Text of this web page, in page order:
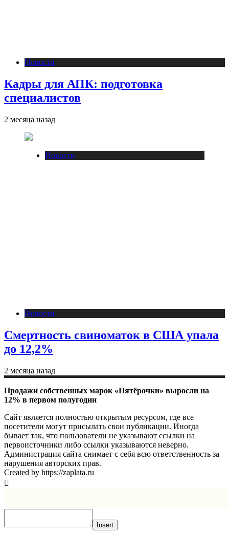
Новости
Кадры для АПК: подготовка
специалистов
2 месяца назад
Новости
Новости
Смертность свиноматок в США упала
до 12,2%
2 месяца назад
Продажи собственных марок «Пятёрочки» выросли на
12% в первом полугодии
Сайт является полностью открытым ресурсом, где все
посетители могут присылать свои публикации. Иногда
бывает так, что пользователи не указывают ссылки на
первоисточники либо ссылки указываются неверно.
Администрация сайта снимает с себя всю ответственность за
нарушения авторских прав.
Created by https://zaplata.ru
Insert